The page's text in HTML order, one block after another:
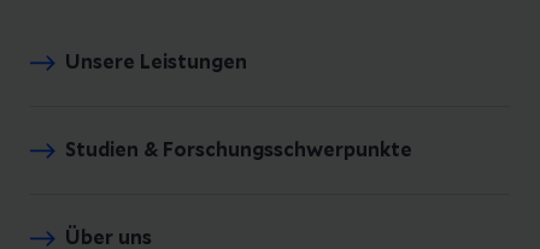
Unsere Leistungen
Studien & Forschungsschwerpunkte
Über uns